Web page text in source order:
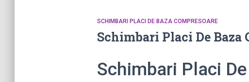
SCHIMBARI PLACI DE BAZA COMPRESOARE
Schimbari Placi De Baza
Schimbari Placi